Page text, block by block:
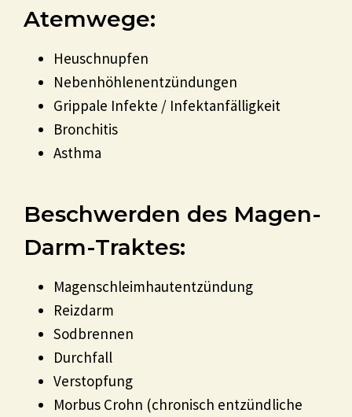
Atemwege:
Heuschnupfen
Nebenhöhlenentzündungen
Grippale Infekte / Infektanfälligkeit
Bronchitis
Asthma
Beschwerden des Magen-
Darm-Traktes:
Magenschleimhautentzündung
Reizdarm
Sodbrennen
Durchfall
Verstopfung
Morbus Crohn (chronisch entzündliche